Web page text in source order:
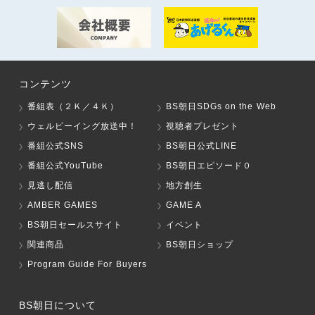
コンテンツ
番組表（２Ｋ／４Ｋ）
BS朝日SDGs on the Web
ウェルビーイング放送中！
視聴者プレゼント
番組公式SNS
BS朝日公式LINE
番組公式YouTube
BS朝日エピソード０
見逃し配信
地方創生
AMBER GAMES
GAME A
BS朝日セールスサイト
イベント
関連商品
BS朝日ショップ
Program Guide For Buyers
BS朝日について